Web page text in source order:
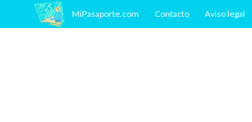
MiPasaporte.com Contacto Aviso legal